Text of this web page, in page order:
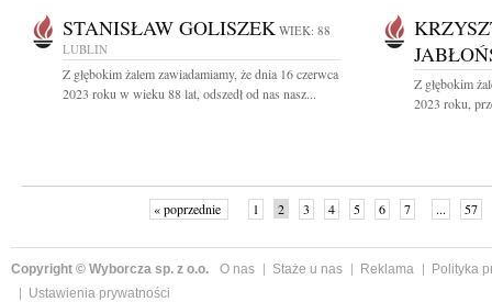
STANISŁAW GOLISZEK WIEK: 88
LUBLIN
Z głębokim żalem zawiadamiamy, że dnia 16 czerwca
2023 roku w wieku 88 lat, odszedł od nas nasz...
Z głębokim
2023 roku,
« poprzednie 1 2 3 4 5 6 7 ... 57
Copyright © Wyborcza sp. z o.o. O nas Staże u nas Reklama
Polityka
Ustawienia prywatności